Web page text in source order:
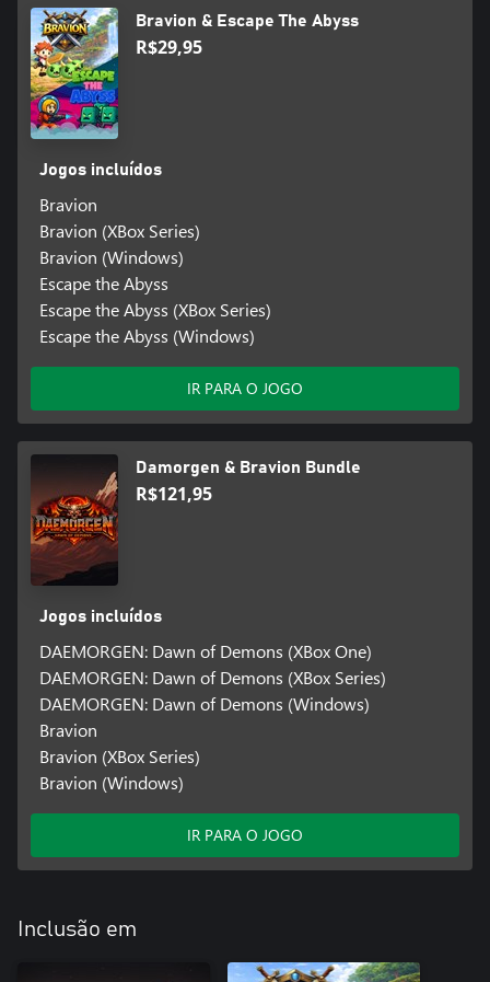
Bravion & Escape The Abyss
R$29,95
Jogos incluídos
Bravion
Bravion (XBox Series)
Bravion (Windows)
Escape the Abyss
Escape the Abyss (XBox Series)
Escape the Abyss (Windows)
IR PARA O JOGO
Damorgen & Bravion Bundle
R$121,95
Jogos incluídos
DAEMORGEN: Dawn of Demons (XBox One)
DAEMORGEN: Dawn of Demons (XBox Series)
DAEMORGEN: Dawn of Demons (Windows)
Bravion
Bravion (XBox Series)
Bravion (Windows)
IR PARA O JOGO
Inclusão em